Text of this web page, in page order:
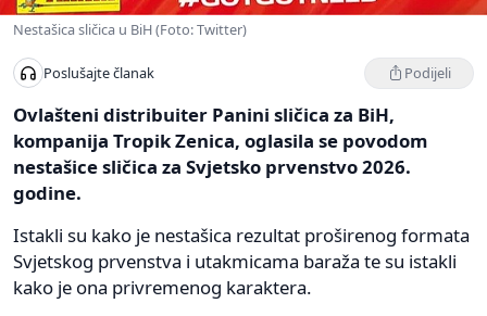
Nestašica sličica u BiH (Foto: Twitter)
Poslušajte članak Podijeli
Ovlašteni distribuiter Panini sličica za BiH,
kompanija Tropik Zenica, oglasila se povodom
nestašice sličica za Svjetsko prvenstvo 2026.
godine.
Istakli su kako je nestašica rezultat proširenog formata
Svjetskog prvenstva i utakmicama baraža te su istakli
kako je ona privremenog karaktera.